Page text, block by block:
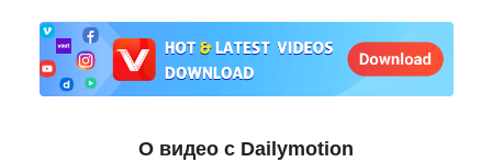
العربية
বাংলা
О видео с Dailymotion